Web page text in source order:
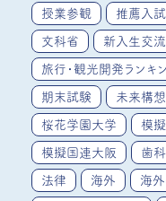
授業参観 推薦入試
文科省 新入生交
旅行・観光開発ランキ
期末試験 未来構
桜花学園大学 模
模擬国連大阪 歯
法律 海外 海